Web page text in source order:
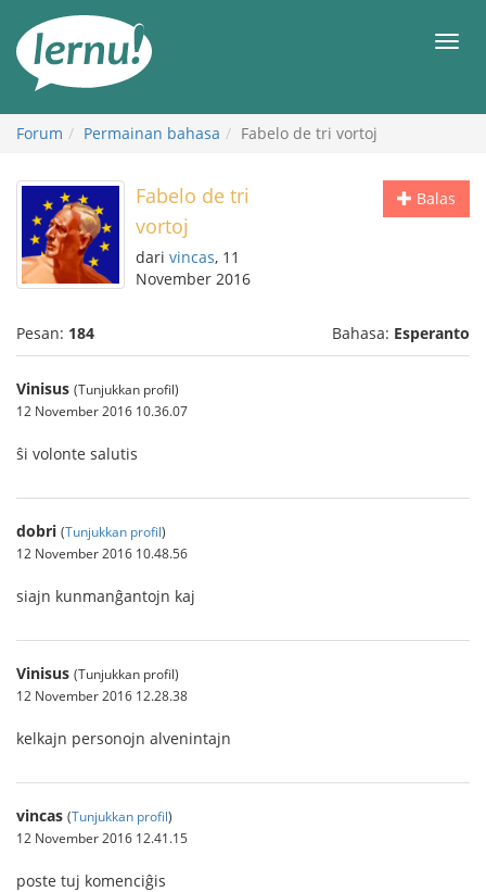
daftar
Forum Permainan bahasa Fabelo de tri vortoj
Balas
Fabelo de tri
vortoj
dari vincas, 11
November 2016
Pesan: 184 Bahasa: Esperanto
Vinisus (Tunjukkan profil)
12 November 2016 10.36.07
ŝi volonte salutis
dobri (Tunjukkan profil)
12 November 2016 10.48.56
siajn kunmanĝantojn kaj
Vinisus (Tunjukkan profil)
12 November 2016 12.28.38
kelkajn personojn alvenintajn
vincas (Tunjukkan profil)
12 November 2016 12.41.15
poste tuj komenciĝis